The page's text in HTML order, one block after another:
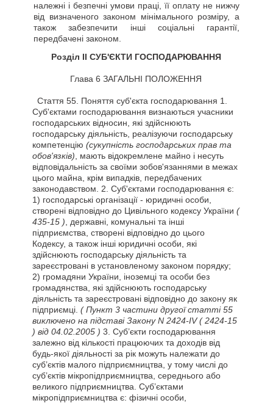
належні і безпечні умови праці, її оплату не нижчу
від визначеного законом мінімального розміру, а
також забезпечити інші соціальні гарантії,
передбачені законом.
Розділ II СУБ'ЄКТИ ГОСПОДАРЮВАННЯ
Глава 6 ЗАГАЛЬНІ ПОЛОЖЕННЯ
Стаття 55. Поняття суб'єкта господарювання 1.
Суб'єктами господарювання визнаються учасники
господарських відносин, які здійснюють
господарську діяльність, реалізуючи господарську
компетенцію (сукупність господарських прав та
обов'язків) , мають відокремлене майно і несуть
відповідальність за своїми зобов'язаннями в межах
цього майна, крім випадків, передбачених
законодавством. 2. Суб'єктами господарювання є:
1) господарські організації - юридичні особи,
створені відповідно до Цивільного кодексу України (
435-15 ) , державні, комунальні та інші
підприємства, створені відповідно до цього
Кодексу, а також інші юридичні особи, які
здійснюють господарську діяльність та
зареєстровані в установленому законом порядку;
2) громадяни України, іноземці та особи без
громадянства, які здійснюють господарську
діяльність та зареєстровані відповідно до закону як
підприємці. ( Пункт 3 частини другої статті 55
виключено на підставі Закону N 2424-IV( 2424-15
) від 04.02.2005 ) 3. Суб’єкти господарювання
залежно від кількості працюючих та доходів від
будь-якої діяльності за рік можуть належати до
суб’єктів малого підприємництва, у тому числі до
суб’єктів мікропідприємництва, середнього або
великого підприємництва. Суб’єктами
мікропідприємництва є: фізичні особи,